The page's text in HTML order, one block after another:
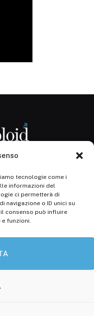
tecnologie come i
informazioni del
ci permetterà di
navigazione o ID unici su
consenso può influire
funzioni.
3/2013 del
com/15 del